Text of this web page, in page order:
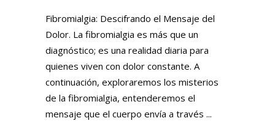
Fibromialgia: Descifrando el Mensaje del
Dolor. La fibromialgia es más que un
diagnóstico; es una realidad diaria para
quienes viven con dolor constante. A
continuación, exploraremos los misterios
de la fibromialgia, entenderemos el
mensaje que el cuerpo envía a través